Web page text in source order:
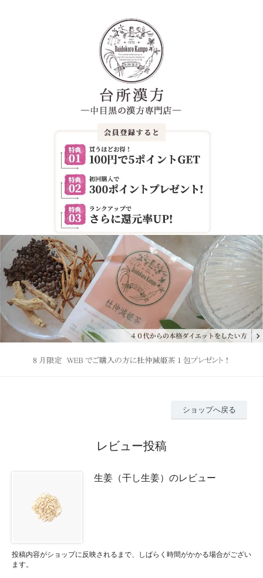
ショップへ戻る
レビュー投稿
生姜（干し生姜）のレビュー
投稿内容がショップに反映されるまで、しばらく時間がかかる場合がござい
ます。